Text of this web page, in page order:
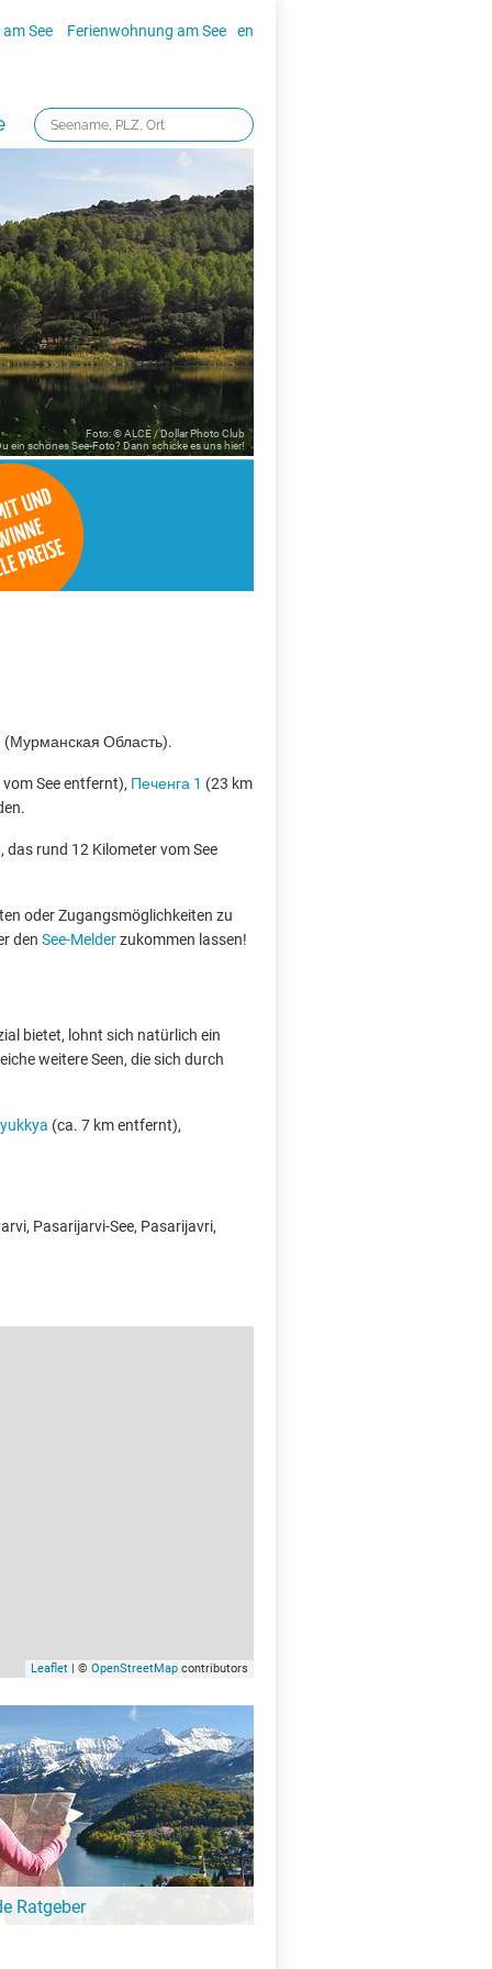
See Ferienwohnung am See en
Foto: © ALCE / Dollar Photo Club
ein schönes See-Foto? Dann schicke es uns hier!
(Мурманская Область).
See entfernt), Печенга 1 (23 km
, das rund 12 Kilometer vom See
oder Zugangsmöglichkeiten zu
den See-Melderzukommen lassen!
bietet, lohnt sich natürlich ein
weitere Seen, die sich durch
(ca. 7 km entfernt),
Pasarijarvi-See, Pasarijavri,
Leaflet | © OpenStreetMap contributors
Ratgeber